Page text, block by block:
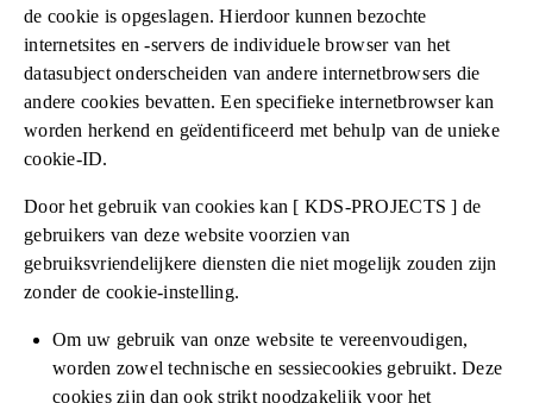
de cookie is opgeslagen. Hierdoor kunnen bezochte
internetsites en -servers de individuele browser van het
datasubject onderscheiden van andere internetbrowsers die
andere cookies bevatten. Een specifieke internetbrowser kan
worden herkend en geïdentificeerd met behulp van de unieke
cookie-ID.
Door het gebruik van cookies kan [ KDS-PROJECTS ] de
gebruikers van deze website voorzien van
gebruiksvriendelijkere diensten die niet mogelijk zouden zijn
zonder de cookie-instelling.
Om uw gebruik van onze website te vereenvoudigen,
worden zowel technische en sessiecookies gebruikt. Deze
cookies zijn dan ook strikt noodzakelijk voor het